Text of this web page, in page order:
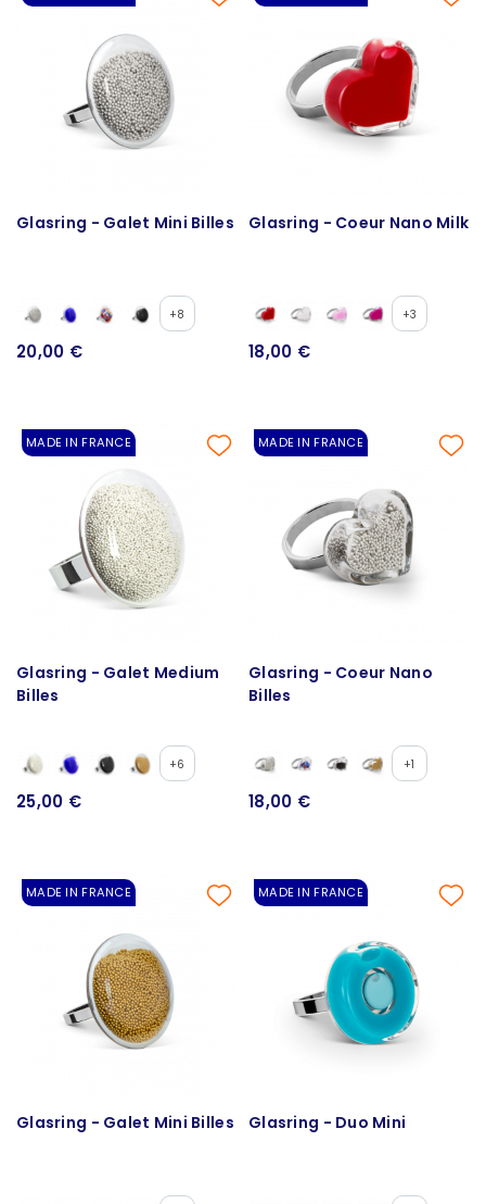
Glasring - Galet Mini Billes
+8
20,00 €
Glasring - Coeur Nano Milk
+3
18,00 €
MADE IN FRANCE
Glasring - Galet Medium
Billes
+6
25,00 €
MADE IN FRANCE
Glasring - Coeur Nano
Billes
+1
18,00 €
MADE IN FRANCE
Glasring - Galet Mini Billes
MADE IN FRANCE
Glasring - Duo Mini